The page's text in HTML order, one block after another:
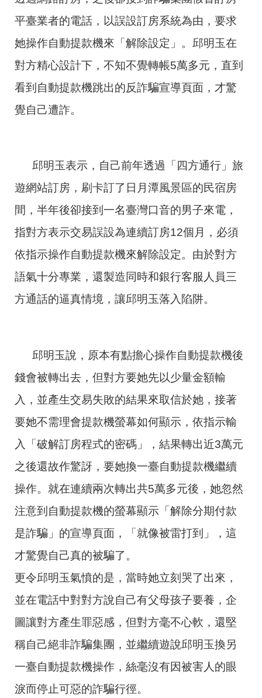
平臺業者的電話，以誤設訂房系統為由，要求
她操作自動提款機來「解除設定」。邱明玉在
對方精心設計下，不知不覺轉帳5萬多元，直到
看到自動提款機跳出的反詐騙宣導頁面，才驚
覺自己遭詐。
邱明玉表示，自己前年透過「四方通行」旅
遊網站訂房，刷卡訂了日月潭風景區的民宿房
間，半年後卻接到一名臺灣口音的男子來電，
指對方表示交易誤設為連續訂房12個月，必須
依指示操作自動提款機來解除設定。由於對方
語氣十分專業，還製造同時和銀行客服人員三
方通話的逼真情境，讓邱明玉落入陷阱。
邱明玉說，原本有點擔心操作自動提款機後
錢會被轉出去，但對方要她先以少量金額輸
入，並產生交易失敗的結果來取信於她，接著
要她不需理會提款機螢幕如何顯示，依指示輸
入「破解訂房程式的密碼」，結果轉出近3萬元
之後還故作驚訝，要她換一臺自動提款機繼續
操作。就在連續兩次轉出共5萬多元後，她忽然
注意到自動提款機的螢幕顯示「解除分期付款
是詐騙」的宣導頁面，「就像被雷打到」，這
才驚覺自己真的被騙了。
更令邱明玉氣憤的是，當時她立刻哭了出來，
並在電話中對對方說自己有父母孩子要養，企
圖讓對方產生罪惡感，但對方毫不心軟，還堅
稱自己絕非詐騙集團，並繼續遊說邱明玉換另
一臺自動提款機操作，絲毫沒有因被害人的眼
淚而停止可惡的詐騙行徑。